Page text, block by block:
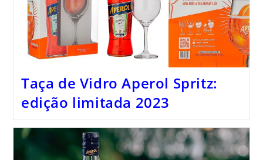
Taça de Vidro Aperol Spritz:
edição limitada 2023